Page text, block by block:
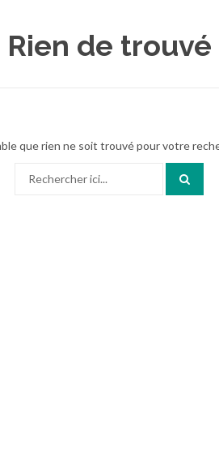
Rien de trouvé
que rien ne soit trouvé pour votre